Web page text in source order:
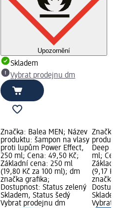
Upozornění
Skladem
Vybrat prodejnu dm
Značka: Balea MEN; Název
produktu: šampon na vlasy
proti lupům Power Effect,
250 ml; Cena: 49,50 Kč;
Základní cena: 250 ml
(19,80 Kč za 100 ml); dm
značka grafika;
Dostupnost: Status zelený
Skladem, Status šedý
Vybrat prodejnu dm
Značka:
Deep
ml;
(9,17 Kč
značka
Vybrat